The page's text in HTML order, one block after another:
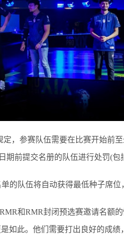
参赛队伍需要在比赛开始前至
期前提交名册的队伍进行处罚(包
队伍将自动获得最低种子席位
和RMR封闭预选赛邀请名额的
如此。他们需要打出良好的成绩